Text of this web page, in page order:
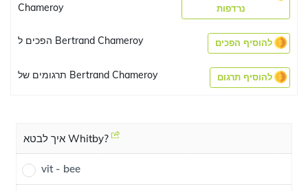
Chameroy נרדפות
הפכים ל Bertrand Chameroy להוסיף הפכים
תרגומים של Bertrand Chameroy להוסיף תרגום
איך לבטא Whitby?
vit - bee